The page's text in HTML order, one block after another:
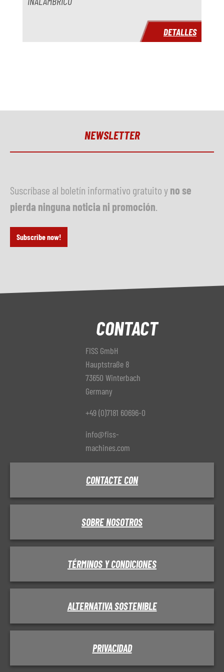
DETALLES
NEWSLETTER
Suscríbase al boletín informativo gratuito yno se
pierda ninguna noticia ni promoción
Subscribe now!
CONTACT
FISS GmbH
Hauptstraße 8
73650 Winterbach
Germany
+49 (0)7181 60696-0
info@fiss-
machines.com
CONTACTE CON
SOBRE NOSOTROS
TÉRMINOS Y CONDICIONES
ALTERNATIVA SOSTENIBLE
PRIVACIDAD